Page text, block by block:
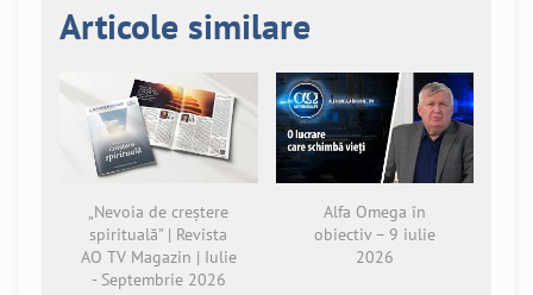
Articole similare
„Nevoia de creștere
spirituală” | Revista
AO TV Magazin | Iulie
- Septembrie 2026
Alfa Omega în
obiectiv – 9 iulie
2026